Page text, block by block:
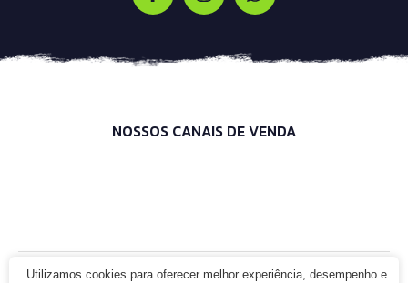
NOSSOS CANAIS DE VENDA
Utilizamos cookies para oferecer melhor experiência, desempenho e